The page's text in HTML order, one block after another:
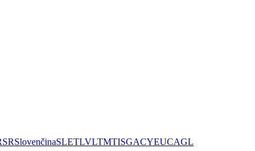
SRSlovenčinaSLETLVLTMTISGACYEUCAGL